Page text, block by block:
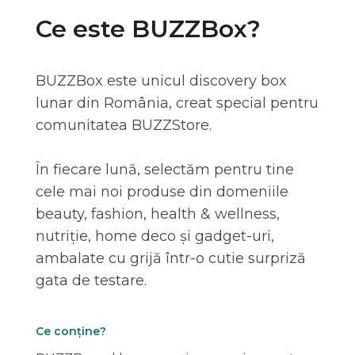
Ce este BUZZBox?
BUZZBox este unicul discovery box
lunar din România, creat special pentru
comunitatea BUZZStore.
În fiecare lună, selectăm pentru tine
cele mai noi produse din domeniile
beauty, fashion, health & wellness,
nutriție, home deco și gadget-uri,
ambalate cu grijă într-o cutie surpriză
gata de testare.
Ce conține?